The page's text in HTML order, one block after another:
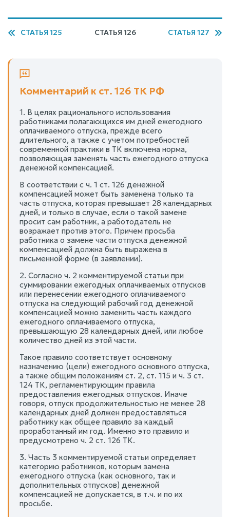
СТАТЬЯ 125 СТАТЬЯ 126 СТАТЬЯ 127
Комментарий к ст. 126 ТК РФ
1. В целях рационального использования
работниками полагающихся им дней ежегодного
оплачиваемого отпуска, прежде всего
длительного, а также с учетом потребностей
современной практики в ТК включена норма,
позволяющая заменять часть ежегодного отпуска
денежной компенсацией.
В соответствии с ч. 1 ст. 126 денежной
компенсацией может быть заменена только та
часть отпуска, которая превышает 28 календарных
дней, и только в случае, если о такой замене
просит сам работник, а работодатель не
возражает против этого. Причем просьба
работника о замене части отпуска денежной
компенсацией должна быть выражена в
письменной форме (в заявлении).
2. Согласно ч. 2 комментируемой статьи при
суммировании ежегодных оплачиваемых отпусков
или перенесении ежегодного оплачиваемого
отпуска на следующий рабочий год денежной
компенсацией можно заменить часть каждого
ежегодного оплачиваемого отпуска,
превышающую 28 календарных дней, или любое
количество дней из этой части.
Такое правило соответствует основному
назначению (цели) ежегодного основного отпуска,
а также общим положениям ст. 2, ст. 115 и ч. 3 ст.
124 ТК, регламентирующим правила
предоставления ежегодных отпусков. Иначе
говоря, отпуск продолжительностью не менее 28
календарных дней должен предоставляться
работнику как общее правило за каждый
проработанный им год. Именно это правило и
предусмотрено ч. 2 ст. 126 ТК.
3. Часть 3 комментируемой статьи определяет
категорию работников, которым замена
ежегодного отпуска (как основного, так и
дополнительных отпусков) денежной
компенсацией не допускается, в т.ч. и по их
просьбе.